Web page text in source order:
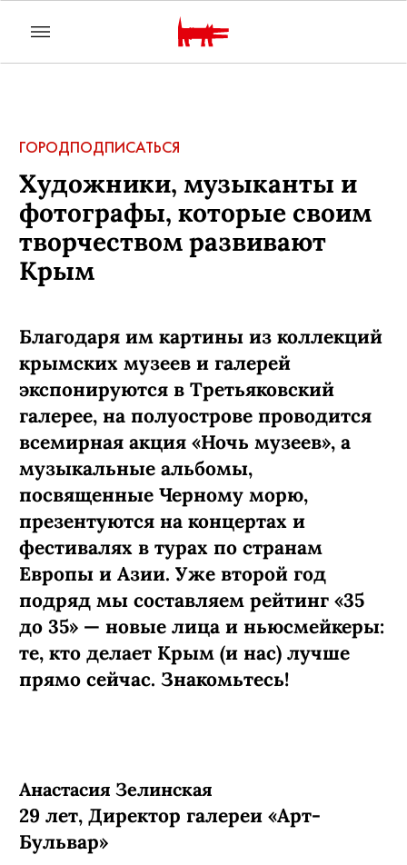
ГОРОДПОДПИСАТЬСЯ
Художники, музыканты и
фотографы, которые своим
творчеством развивают
Крым
Благодаря им картины из коллекций
крымских музеев и галерей
экспонируются в Третьяковский
галерее, на полуострове проводится
всемирная акция «Ночь музеев», а
музыкальные альбомы,
посвященные Черному морю,
презентуются на концертах и
фестивалях в турах по странам
Европы и Азии. Уже второй год
подряд мы составляем рейтинг «35
до 35» — новые лица и ньюсмейкеры:
те, кто делает Крым (и нас) лучше
прямо сейчас. Знакомьтесь!
Анастасия Зелинская
29 лет, Директор галереи «Арт-
Бульвар»